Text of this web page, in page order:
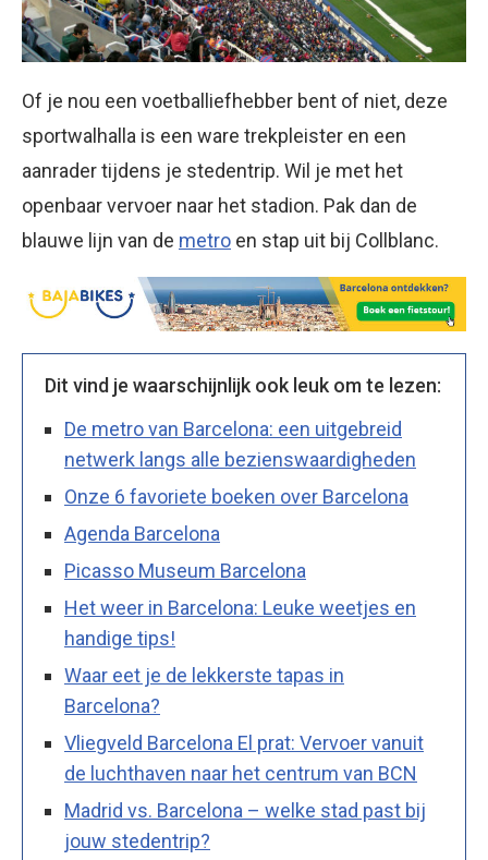
Of je nou een voetballiefhebber bent of niet, deze
sportwalhalla is een ware trekpleister en een
aanrader tijdens je stedentrip. Wil je met het
openbaar vervoer naar het stadion. Pak dan de
blauwe lijn van de metro en stap uit bij Collblanc.
Dit vind je waarschijnlijk ook leuk om te lezen:
De metro van Barcelona: een uitgebreid
netwerk langs alle bezienswaardigheden
Onze 6 favoriete boeken over Barcelona
Agenda Barcelona
Picasso Museum Barcelona
Het weer in Barcelona: Leuke weetjes en
handige tips!
Waar eet je de lekkerste tapas in
Barcelona?
Vliegveld Barcelona El prat: Vervoer vanuit
de luchthaven naar het centrum van BCN
Madrid vs. Barcelona – welke stad past bij
jouw stedentrip?